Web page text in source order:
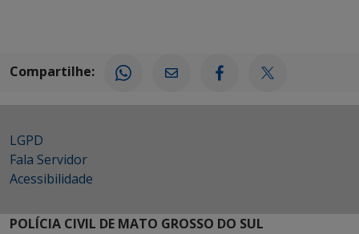
Compartilhe:
LGPD
Fala Servidor
Acessibilidade
POLÍCIA CIVIL DE MATO GROSSO DO SUL